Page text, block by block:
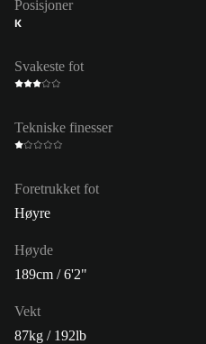
Posisjoner
K
Svakeste fot
Tekniske finesser
Foretrukket fot
Høyre
Høyde
189cm / 6'2"
Vekt
87kg / 192lb